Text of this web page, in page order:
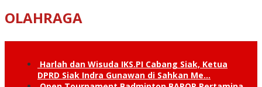
OLAHRAGA
Harlah dan Wisuda IKS.PI Cabang Siak, Ketua
DPRD Siak Indra Gunawan di Sahkan Me…